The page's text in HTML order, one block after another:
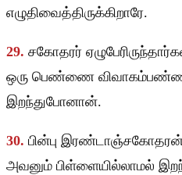
எழுதிவைத்திருக்கிறாரே.
29. சகோதரர்
ஒரு பெண்ணை
இறந்துபோனான்.
30. பின்பு
அவனும் பிள்ளையில்லாமல்